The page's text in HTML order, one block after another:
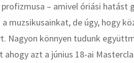
– amivel óriási hatást
muzsikusainkat, de úgy, hogy
Nagyon könnyen tudunk
azt a június 18-ai